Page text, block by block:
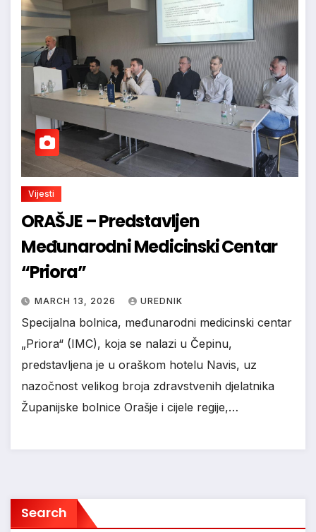
Vijesti
ORAŠJE – Predstavljen
Međunarodni Medicinski Centar
“Priora”
MARCH 13, 2026 UREDNIK
Specijalna bolnica, međunarodni medicinski centar
„Priora“ (IMC), koja se nalazi u Čepinu,
predstavljena je u oraškom hotelu Navis, uz
nazočnost velikog broja zdravstvenih djelatnika
Županijske bolnice Orašje i cijele regije,…
Search